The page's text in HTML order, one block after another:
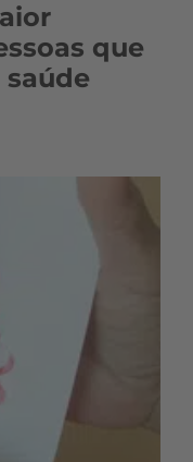
que